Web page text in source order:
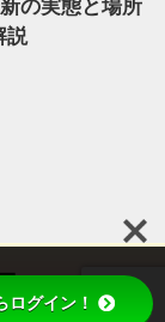
の実態と場所
説
ログイン！